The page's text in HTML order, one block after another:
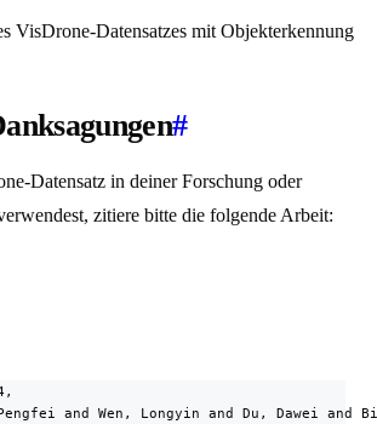
#
Datensatz in deiner Forschung oder
zitiere bitte die folgende Arbeit:
and Wen, Longyin and Du, Dawei and